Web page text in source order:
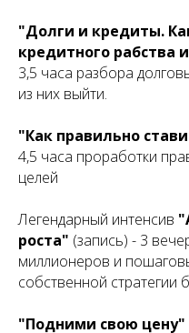
"Долги и кредиты.
кредитного рабства
3,5 часа разбора
из них выйти.
"Как правильно
4,5 часа проработки
целей
Легендарный интенсив
роста" (запись) - 3
миллионеров и
собственной стратегии
"Подними свою цену"